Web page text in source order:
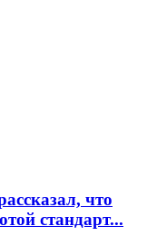
что
стандарт...